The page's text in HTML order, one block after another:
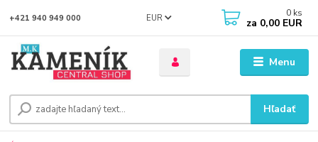
Menu
EUR
Hľadať
+421 940 949 000 0 ks
za 0,00 EUR